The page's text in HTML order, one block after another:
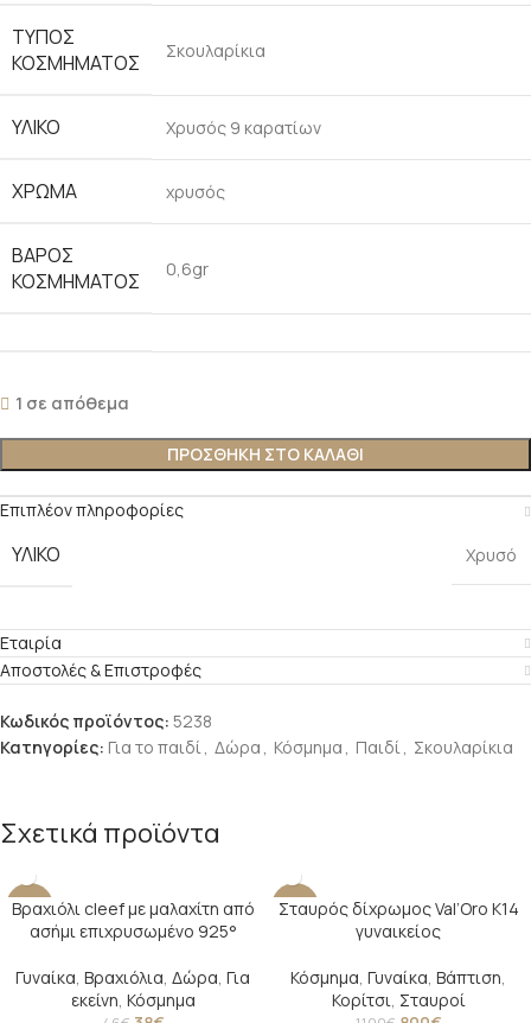
ΤΎΠΟΣ
ΚΟΣΜΉΜΑΤΟΣ
Σκουλαρίκια
ΥΛΙΚΌ Χρυσός 9 καρατίων
ΧΡΏΜΑ χρυσός
ΒΆΡΟΣ
ΚΟΣΜΉΜΑΤΟΣ
0,6gr
1 σε απόθεμα
ΠΡΟΣΘΉΚΗ ΣΤΟ ΚΑΛΆΘΙ
Επιπλέον πληροφορίες
ΥΛΙΚΌ Χρυσό
Εταιρία
Αποστολές & Επιστροφές
Κωδικός προϊόντος: 5238
Κατηγορίες: Για το παιδί, Δώρα , Κόσμημα , Παιδί, Σκουλαρίκια
Σχετικά προϊόντα
-17%
Βραχιόλι cleef με μαλαχίτη από
ασήμι επιχρυσωμένο 925°
Γυναίκα, Βραχιόλια, Δώρα, Για
εκείνη, Κόσμημα
-27%
Σταυρός δίχρωμος Val’Oro Κ14
γυναικείος
Κόσμημα, Γυναίκα, Βάπτιση,
Κορίτσι, Σταυροί